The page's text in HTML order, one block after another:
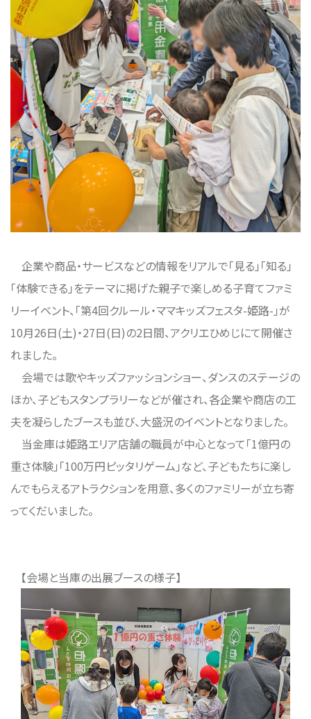
企業や商品・サービスなどの情報をリアルで「見る」「知る」
「体験できる」をテーマに掲げた親子で楽しめる子育てファミ
リーイベント、「第4回クルール・ママキッズフェスタ-姫路-」が
10月26日(土)・27日(日)の2日間、アクリエひめじにて開催さ
れました。
会場では歌やキッズファッションショー、ダンスのステージの
ほか、子どもスタンプラリーなどが催され、各企業や商店の工
夫を凝らしたブースも並び、大盛況のイベントとなりました。
当金庫は姫路エリア店舗の職員が中心となって「1億円の
重さ体験」「100万円ピッタリゲーム」など、子どもたちに楽し
んでもらえるアトラクションを用意、多くのファミリーが立ち寄
ってくだいました。
【会場と当庫の出展ブースの様子】